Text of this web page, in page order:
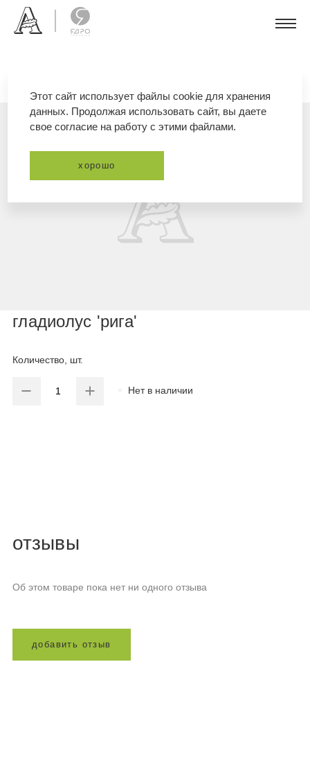
гладиолус 'рига'
Количество, шт.
Нет в наличии
отзывы
Об этом товаре пока нет ни одного отзыва
добавит ь отз ыв
Этот сайт использует файлы cookie для хранения
данных. Продолжая использовать сайт, вы даете
свое согласие на работу с этими файлами.
хорошо